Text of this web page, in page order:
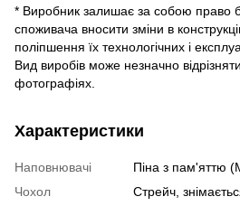
* Виробник залишає за собою право
споживача вносити зміни в
поліпшення їх технологічних і
Вид виробів може незначно
фотографіях.
Характеристики
Наповнювачі
Піна з пам'яттю
Чохол
Стрейч,